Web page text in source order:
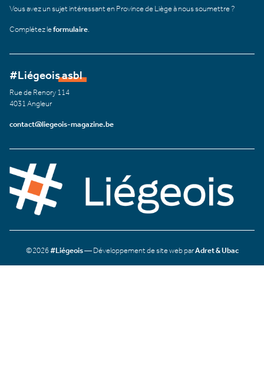
Vous avez un sujet intéressant en Province de Liège à nous soumettre ?
Complétez leformulaire
#Liégeois asbl
Rue de Renory 114
4031 Angleur
contact@liegeois-magazine.be
©2026#Liégeois— Développement de site web parAdret & Ubac